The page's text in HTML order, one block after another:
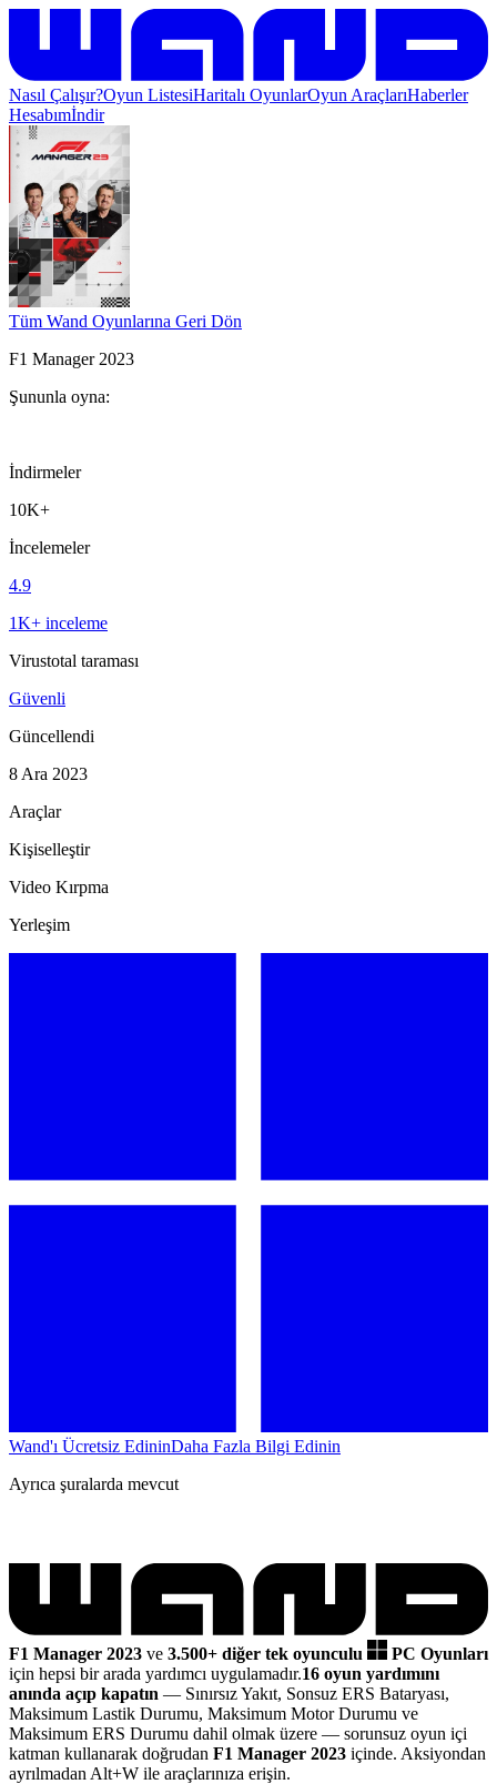
Nasıl Çalışır?Oyun ListesiHaritalı OyunlarOyun AraçlarıHaberler
Hesabımİndir
Tüm Wand Oyunlarına Geri Dön
F1 Manager 2023
Şununla oyna:
İndirmeler
10K+
İncelemeler
4.9
1K+ inceleme
Virustotal taraması
Güvenli
Güncellendi
8 Ara 2023
Araçlar
Kişiselleştir
Video Kırpma
Yerleşim
Wand'ı Ücretsiz EdininDaha Fazla Bilgi Edinin
Ayrıca şuralarda mevcut
F1 Manager 2023 ve 3.500+ diğer tek oyunculu
PC Oyunları
için hepsi bir arada yardımcı uygulamadır.16 oyun yardımını
anında açıp kapatın — Sınırsız Yakıt, Sonsuz ERS Bataryası,
Maksimum Lastik Durumu, Maksimum Motor Durumu ve
Maksimum ERS Durumu dahil olmak üzere — sorunsuz oyun içi
katman kullanarak doğrudan F1 Manager 2023 içinde. Aksiyondan
ayrılmadan Alt+W ile araçlarınıza erişin.